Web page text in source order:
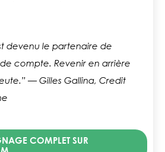
devenu le partenaire de
compte. Revenir en arrière
— Gilles Gallina, Credit
COMPLET SUR